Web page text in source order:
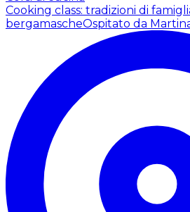
Cooking class: tradizioni di
bergamascheOspitato da